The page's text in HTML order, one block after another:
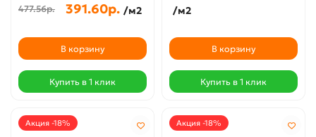
477.56р. 391.60р. /м2
В корзину
Купить в 1 клик
/м2
В корзину
Купить в 1 клик
Акция -18% Акция -18%